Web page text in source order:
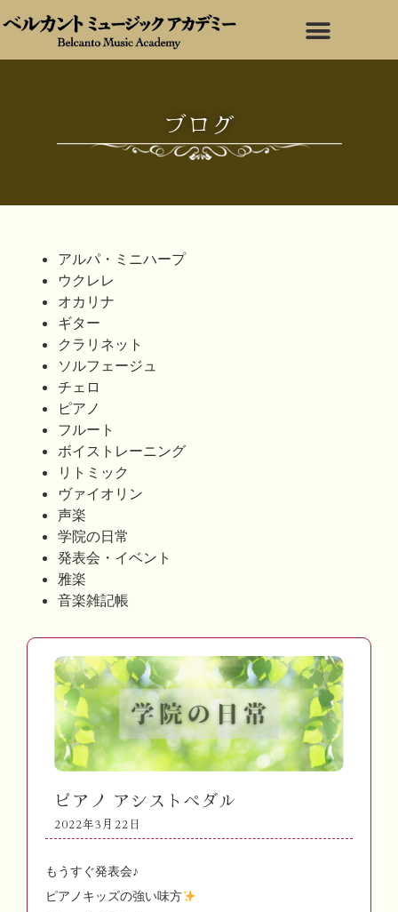
ブログ
アルパ・ミニハープ
ウクレレ
オカリナ
ギター
クラリネット
ソルフェージュ
チェロ
ピアノ
フルート
ボイストレーニング
リトミック
ヴァイオリン
声楽
学院の日常
発表会・イベント
雅楽
音楽雑記帳
ピアノ アシストペダル
2022年3月22日
もうすぐ発表会♪
ピアノキッズの強い味方